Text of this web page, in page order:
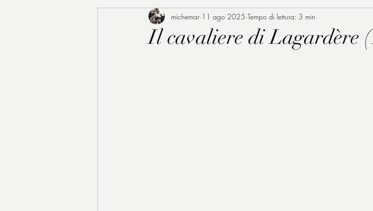
Il cavaliere di Lagardère
michemar 11 ago 2025 Tempo di lettura: 3 min